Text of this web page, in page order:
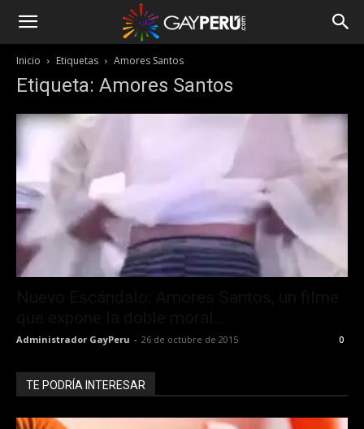
Inicio Etiquetas Amores Santos
Etiqueta: Amores Santos
Administrador GayPeru - 26 de octubre de 2015 0
TE PODRÍA INTERESAR